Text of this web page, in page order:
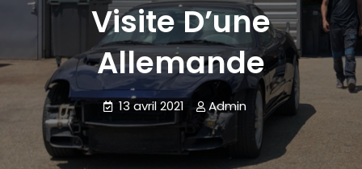
Visite D’une
Allemande
13 avril 2021 Admin